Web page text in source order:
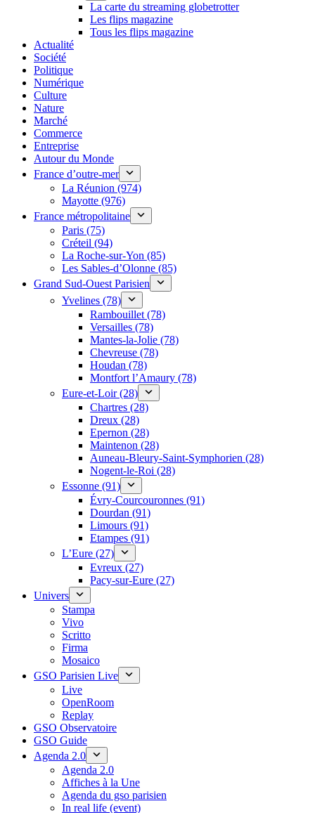
La carte du streaming globetrotter
Les flips magazine
Tous les flips magazine
Actualité
Société
Politique
Numérique
Culture
Nature
Marché
Commerce
Entreprise
Autour du Monde
France d’outre-mer
La Réunion (974)
Mayotte (976)
France métropolitaine
Paris (75)
Créteil (94)
La Roche-sur-Yon (85)
Les Sables-d’Olonne (85)
Grand Sud-Ouest Parisien
Yvelines (78)
Rambouillet (78)
Versailles (78)
Mantes-la-Jolie (78)
Chevreuse (78)
Houdan (78)
Montfort l’Amaury (78)
Eure-et-Loir (28)
Chartres (28)
Dreux (28)
Epernon (28)
Maintenon (28)
Auneau-Bleury-Saint-Symphorien (28)
Nogent-le-Roi (28)
Essonne (91)
Évry-Courcouronnes (91)
Dourdan (91)
Limours (91)
Etampes (91)
L’Eure (27)
Evreux (27)
Pacy-sur-Eure (27)
Univers
Stampa
Vivo
Scritto
Firma
Mosaico
GSO Parisien Live
Live
OpenRoom
Replay
GSO Observatoire
GSO Guide
Agenda 2.0
Agenda 2.0
Affiches à la Une
Agenda du gso parisien
In real life (event)